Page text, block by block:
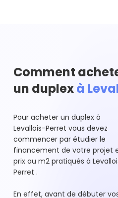
Comment
un duplexà
Pour acheter un duplex à
Levallois-Perret vous devez
commencer par étudier le
financement de votre projet
prix au m2 pratiqués à
Perret .
En effet, avant de débuter